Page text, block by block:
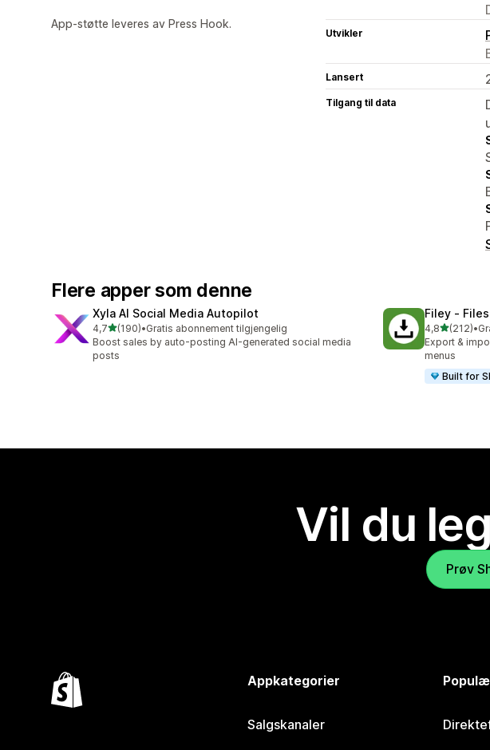
App-støtte leveres av Press Hook.
Utvikler
Lansert
Tilgang til data
Flere apper som denne
Xyla AI Social Media Autopilot
4,7av 5 stjerner
(190)
Totalt 190 omtaler
•Gratis abonnement tilgjengelig
Boost sales by auto-posting AI-generated social media
posts
Filey ‑
4,8av 5(212)
Totalt 212 •
Export &
menus
Built for
Vil du
Prøv
Appkategorier
Salgskanaler